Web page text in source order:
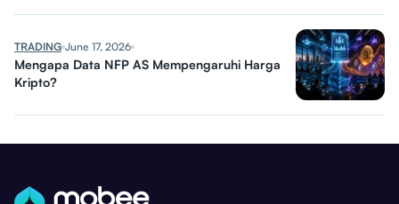
TRADING June 17, 2026
Mengapa Data NFP AS Mempengaruhi Harga
Kripto?